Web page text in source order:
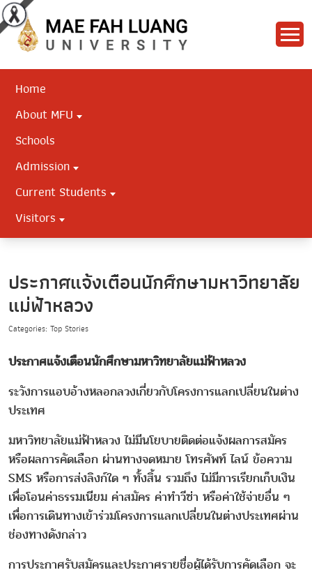
Home
About MFU
Schools
Admission
Current Students
Visitors
ประกาศแจ้งเตือนนักศึกษามหาวิทยาลัย
แม่ฟ้าหลวง
Categories: Top Stories
ประกาศแจ้งเตือนนักศึกษามหาวิทยาลัยแม่ฟ้าหลวง
ระวังการแอบอ้างหลอกลวงเกี่ยวกับโครงการแลกเปลี่ยนในต่าง
ประเทศ
มหาวิทยาลัยแม่ฟ้าหลวง ไม่มีนโยบายติดต่อแจ้งผลการสมัคร
หรือผลการคัดเลือก ผ่านทางจดหมาย โทรศัพท์ ไลน์ ข้อความ
SMS หรือการส่งลิงก์ใด ๆ ทั้งสิ้น รวมถึง ไม่มีการเรียกเก็บเงิน
เพื่อโอนค่าธรรมเนียม ค่าสมัคร ค่าทำวีซ่า หรือค่าใช้จ่ายอื่น ๆ
เพื่อการเดินทางเข้าร่วมโครงการแลกเปลี่ยนในต่างประเทศผ่าน
ช่องทางดังกล่าว
การประกาศรับสมัครและประกาศรายชื่อผู้ได้รับการคัดเลือก จะ